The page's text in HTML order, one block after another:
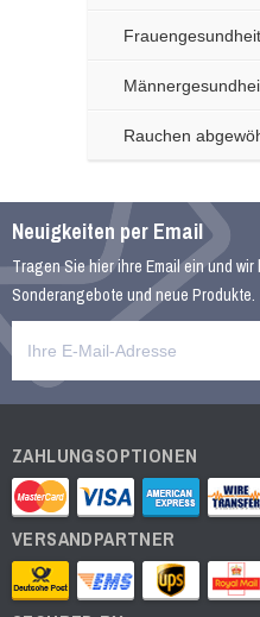
€25.00
24
21
Levitra
Viagra
Frauengesundheit
Rauchen
Neuigkeiten per Email
Tragen Sie hier ihre Email ein und
Sonderangebote und neue Produkte.
ZAHLUNGSOPTIONEN
VERSANDPARTNER